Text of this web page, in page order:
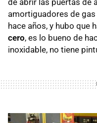
amortiguadores de
hace años, y hubo que
cero, es lo bueno de
inoxidable, no tiene